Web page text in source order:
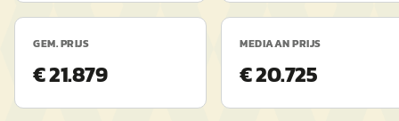
GEM. PRIJS
€ 21.879
MEDIAAN PRIJS
€ 20.725